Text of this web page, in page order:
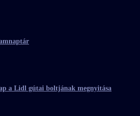
a Lidl gútai boltjának megnyitása